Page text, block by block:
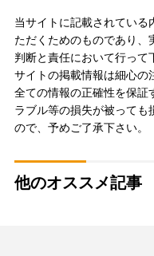
当サイトに記載されている
ただくためのものであり、
判断と責任において行って
サイトの掲載情報は細心の
全ての情報の正確性を保証
ラブル等の損失が被っても
ので、予めご了承下さい。
他のオススメ記事